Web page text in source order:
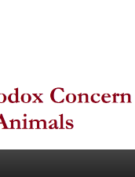
for
Orthodox Christian